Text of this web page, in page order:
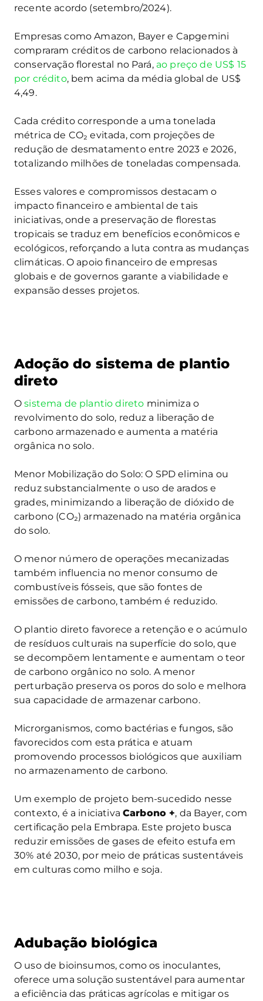
recente acordo (setembro/2024).
Empresas como Amazon, Bayer e Capgemini
compraram créditos de carbono relacionados à
conservação florestal no Pará, ao preço de US$ 15
por crédito, bem acima da média global de US$
4,49.
Cada crédito corresponde a uma tonelada
métrica de CO₂ evitada, com projeções de
redução de desmatamento entre 2023 e 2026,
totalizando milhões de toneladas compensada.
Esses valores e compromissos destacam o
impacto financeiro e ambiental de tais
iniciativas, onde a preservação de florestas
tropicais se traduz em benefícios econômicos e
ecológicos, reforçando a luta contra as mudanças
climáticas. O apoio financeiro de empresas
globais e de governos garante a viabilidade e
expansão desses projetos​.
Adoção do sistema de plantio
direto
Osistema de plantio direto minimiza o
revolvimento do solo, reduz a liberação de
carbono armazenado e aumenta a matéria
orgânica no solo.
Menor Mobilização do Solo: O SPD elimina ou
reduz substancialmente o uso de arados e
grades, minimizando a liberação de dióxido de
carbono (CO₂) armazenado na matéria orgânica
do solo.
O menor número de operações mecanizadas
também influencia no menor consumo de
combustíveis fósseis, que são fontes de
emissões de carbono, também é reduzido.
O plantio direto favorece a retenção e o acúmulo
de resíduos culturais na superfície do solo, que
se decompõem lentamente e aumentam o teor
de carbono orgânico no solo. A menor
perturbação preserva os poros do solo e melhora
sua capacidade de armazenar carbono.
Microrganismos, como bactérias e fungos, são
favorecidos com esta prática e atuam
promovendo processos biológicos que auxiliam
no armazenamento de carbono.
Um exemplo de projeto bem-sucedido nesse
contexto, é a iniciativaCarbono +, da Bayer, com
certificação pela Embrapa. Este projeto busca
reduzir emissões de gases de efeito estufa em
30% até 2030, por meio de práticas sustentáveis
em culturas como milho e soja.
Adubação biológica
O uso de bioinsumos, como os inoculantes,
oferece uma solução sustentável para aumentar
a eficiência das práticas agrícolas e mitigar os